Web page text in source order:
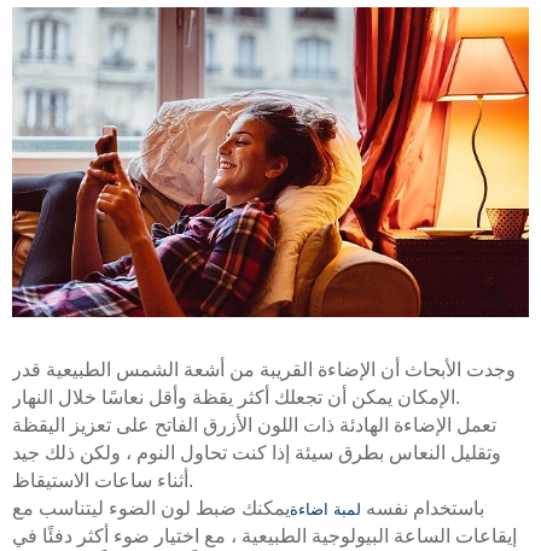
وجدت الأبحاث أن الإضاءة القريبة من أشعة الشمس الطبيعية قدر
الإمكان يمكن أن تجعلك أكثر يقظة وأقل نعاسًا خلال النهار.
تعمل الإضاءة الهادئة ذات اللون الأزرق الفاتح على تعزيز اليقظة
وتقليل النعاس بطرق سيئة إذا كنت تحاول النوم ، ولكن ذلك جيد
أثناء ساعات الاستيقاظ.
باستخدام نفسه لمبة اضاءةيمكنك ضبط لون الضوء ليتناسب مع
إيقاعات الساعة البيولوجية الطبيعية ، مع اختيار ضوء أكثر دفئًا في